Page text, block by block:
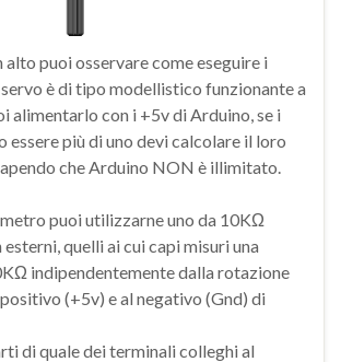
alto puoi osservare come eseguire i
è di tipo modellistico funzionante a
alimentarlo con i +5v di Arduino, se i
essere più di uno devi calcolare il loro
che Arduino NON è illimitato.
puoi utilizzarne uno da 10KΩ
quelli ai cui capi misuri una
indipendentemente dalla rotazione
(+5v) e al negativo (Gnd) di
di quale dei terminali colleghi al